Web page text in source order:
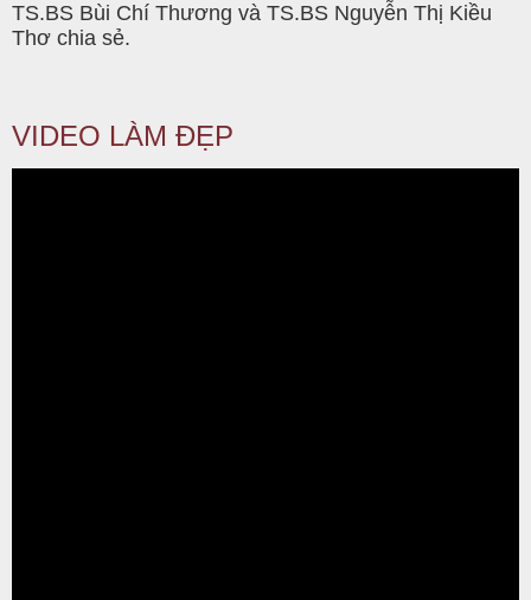
TS.BS Bùi Chí Thương và TS.BS Nguyễn Thị Kiều
Thơ chia sẻ.
VIDEO LÀM ĐẸP